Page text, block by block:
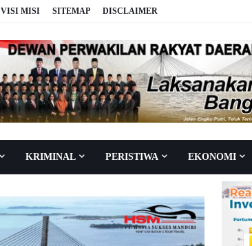
VISI MISI SITEMAP DISCLAIMER
KRIMINAL PERISTIWA EKONOMI